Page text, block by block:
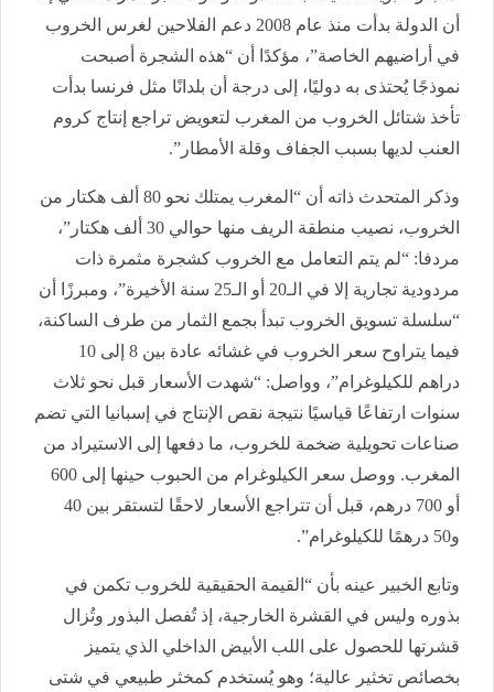
أن الدولة بدأت منذ عام 2008 دعم الفلاحين لغرس الخروب
في أراضيهم الخاصة”، مؤكدًا أن “هذه الشجرة أصبحت
نموذجًا يُحتذى به دوليًا، إلى درجة أن بلدانًا مثل فرنسا بدأت
تأخذ شتائل الخروب من المغرب لتعويض تراجع إنتاج كروم
العنب لديها بسبب الجفاف وقلة الأمطار”.
وذكر المتحدث ذاته أن “المغرب يمتلك نحو 80 ألف هكتار من
الخروب، نصيب منطقة الريف منها حوالي 30 ألف هكتار”،
مردفا: “لم يتم التعامل مع الخروب كشجرة مثمرة ذات
مردودية تجارية إلا في الـ20 أو الـ25 سنة الأخيرة”، ومبرزًا أن
“سلسلة تسويق الخروب تبدأ بجمع الثمار من طرف الساكنة،
فيما يتراوح سعر الخروب في غشائه عادة بين 8 إلى 10
دراهم للكيلوغرام”، وواصل: “شهدت الأسعار قبل نحو ثلاث
سنوات ارتفاعًا قياسيًا نتيجة نقص الإنتاج في إسبانيا التي تضم
صناعات تحويلية ضخمة للخروب، ما دفعها إلى الاستيراد من
المغرب. ووصل سعر الكيلوغرام من الحبوب حينها إلى 600
أو 700 درهم، قبل أن تتراجع الأسعار لاحقًا لتستقر بين 40
و50 درهمًا للكيلوغرام”.
وتابع الخبير عينه بأن “القيمة الحقيقية للخروب تكمن في
بذوره وليس في القشرة الخارجية، إذ تُفصل البذور وتُزال
قشرتها للحصول على اللب الأبيض الداخلي الذي يتميز
بخصائص تخثير عالية؛ وهو يُستخدم كمخثر طبيعي في شتى